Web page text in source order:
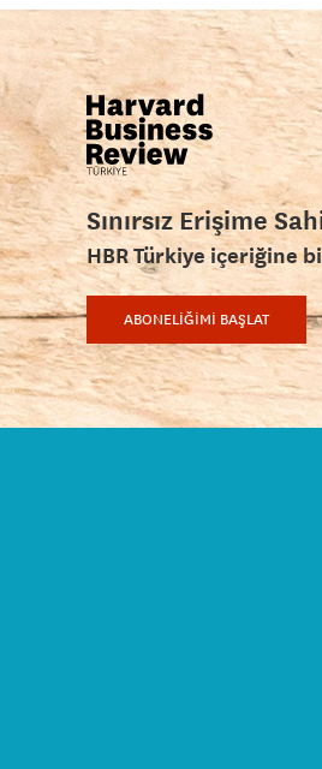
Sınırsız Erişime
HBR Türkiye içeriğine
ABONELİĞİMİ BAŞLAT